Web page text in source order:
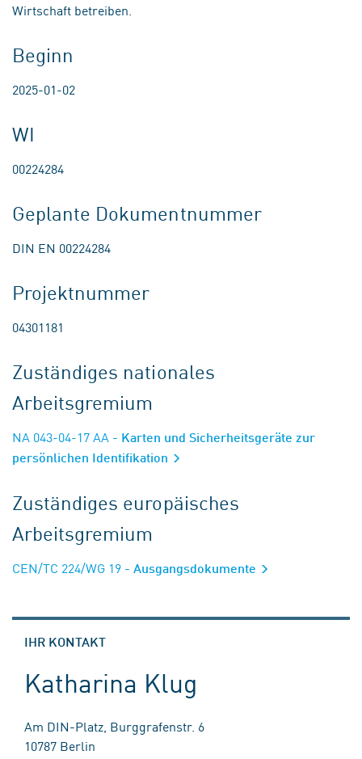
Wirtschaft betreiben.
Beginn
2025-01-02
WI
00224284
Geplante Dokumentnummer
DIN EN 00224284
Projektnummer
04301181
Zuständiges nationales
Arbeitsgremium
NA 043-04-17 AA - Karten und Sicherheitsgeräte zur
persönlichen Identifikation
Zuständiges europäisches
Arbeitsgremium
CEN/TC 224/WG 19 - Ausgangsdokumente
IHR KONTAKT
Katharina Klug
Am DIN-Platz, Burggrafenstr. 6
10787 Berlin